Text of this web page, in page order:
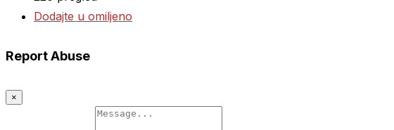
Dodajte u omiljeno
Report Abuse
×